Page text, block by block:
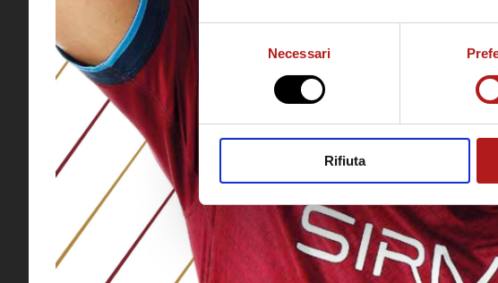
Necessari
Rifiuta